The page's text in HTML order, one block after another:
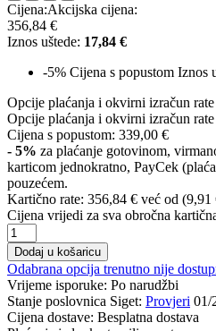
Cijena:Akcijska cijena:
356,84 €
Iznos uštede: 17,84 €
-5% Cijena s popustom Iznos
Opcije plaćanja i okvirni izračun rate
Opcije plaćanja i okvirni izračun rate
Cijena s popustom: 339,00 €
- 5% za plaćanje gotovinom,
karticom jednokratno, PayCek
pouzećem.
Kartično rate: 356,84 € već od (9,91
Cijena vrijedi za sva obročna
Dodaj u košaricu
Odabrana opcija trenutno nije
Vrijeme isporuke: Po narudžbi
Stanje poslovnica Siget: Provjeri 01/
Cijena dostave: Besplatna dostava